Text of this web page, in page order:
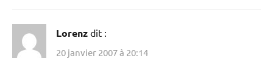
Lorenz dit :
20 janvier 2007 à 20:14